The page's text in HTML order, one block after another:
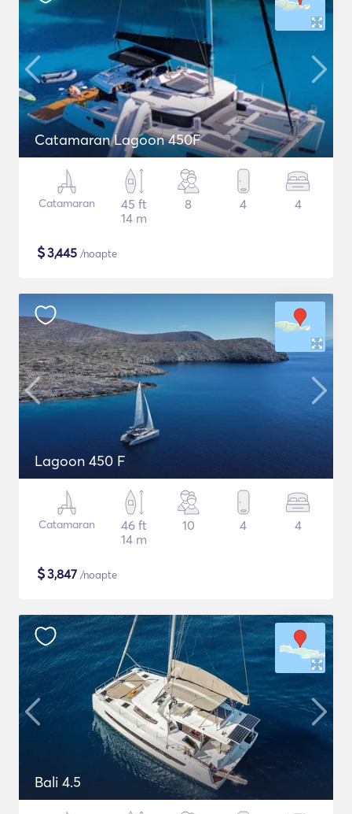
Catamaran Lagoon 450F
Catamaran
45 ft
14 m
8 4 4
$3,445 /noapte
Lagoon 450 F
Catamaran
46 ft
14 m
10 4 4
$3,847 /noapte
Bali 4.5